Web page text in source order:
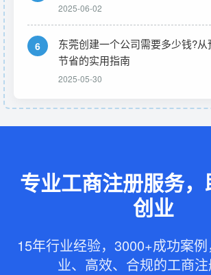
2025-06-02
6
东莞创建一个公司需要多少钱?
节省的实用指南
2025-05-30
专业工商注册服务
创业
15年行业经验，3000+成功案
业、高效、合规的工商